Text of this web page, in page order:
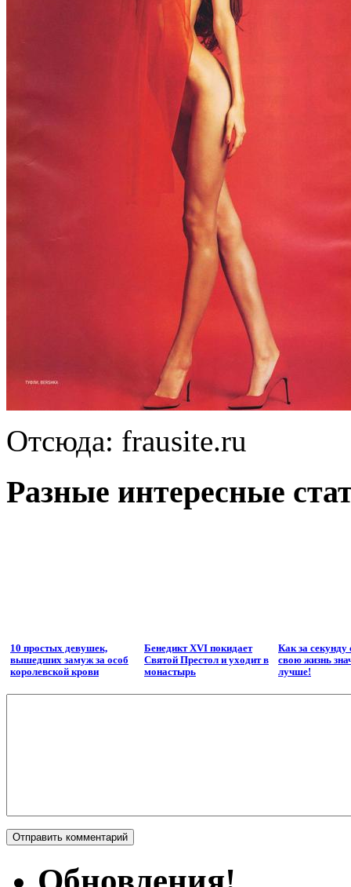
Отсюда: frausite.ru
Разные интересные
10 простых девушек,
вышедших замуж за особ
королевской крови
Бенедикт XVI покидает
Святой Престол и уходит в
монастырь
Как за секунду
свою жизнь
лучше!